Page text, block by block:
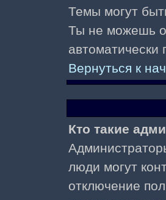
Темы могут
Ты не можешь
Вернуться к
Кто такие
люди могут
отключение